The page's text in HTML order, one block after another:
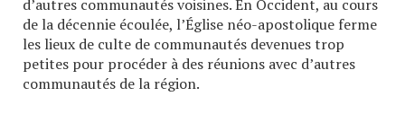
d’autres communautés voisines. En Occident, au cours
de la décennie écoulée, l’Église néo-apostolique ferme
les lieux de culte de communautés devenues trop
petites pour procéder à des réunions avec d’autres
communautés de la région.